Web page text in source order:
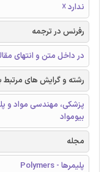
ندارد ☓
رفرنس در ترجمه
در داخل متن و انتهای
رشته و گرایش های مرتبط
پزشکی، مهندسی مواد و
بیومواد
مجله
پلیمرها - Polymers